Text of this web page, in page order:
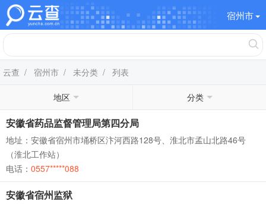
宿州市
云查 / 宿州市 / 未分类 / 列表
地区 分类
安徽省药品监督管理局第四分局
地址：安徽省宿州市埇桥区汴河西路128号、淮北市孟山北路46号
（淮北工作站）
电话： 0557*****088
安徽省宿州监狱